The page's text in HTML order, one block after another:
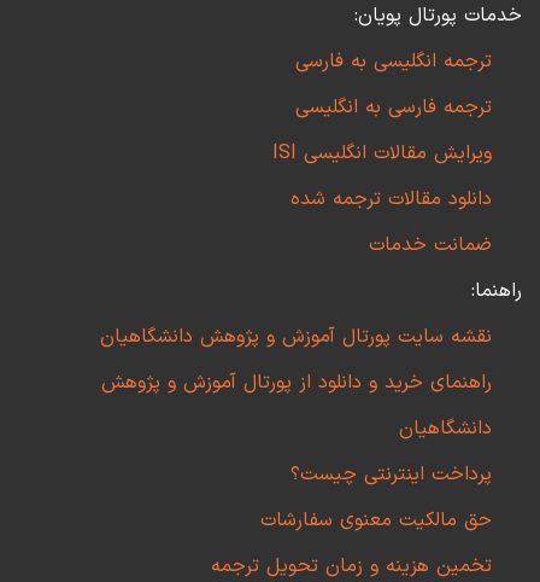
خدمات پورتال پویان:
ترجمه انگلیسی به فارسی
ترجمه فارسی به انگلیسی
ویرایش مقالات انگلیسی ISI
دانلود مقالات ترجمه شده
ضمانت خدمات
راهنما:
نقشه سایت پورتال آموزش و پژوهش دانشگاهیان
راهنمای خرید و دانلود از پورتال آموزش و پژوهش
دانشگاهیان
پرداخت اینترنتی چیست؟
حق مالکیت معنوی سفارشات
تخمین هزینه و زمان تحویل ترجمه